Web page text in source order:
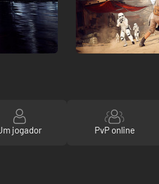
jogador PvP online